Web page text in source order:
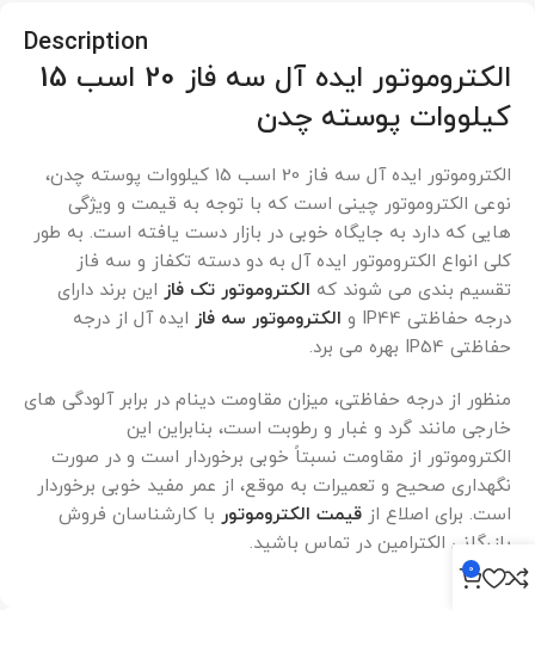
Description
الکتروموتور ایده آل سه فاز 20 اسب 15
کیلووات پوسته چدن
الکتروموتور ایده آل سه فاز 20 اسب 15 کیلووات پوسته چدن،
نوعی الکتروموتور چینی است که با توجه به قیمت و ویژگی
هایی که دارد به جایگاه خوبی در بازار دست یافته است. به طور
کلی انواع الکتروموتور ایده آل به دو دسته تکفاز و سه فاز
تقسیم بندی می شوند که الکتروموتور تک فاز این برند دارای
درجه حفاظتی IP44 و
الکتروموتور سه فاز ایده آل از درجه
حفاظتی IP54 بهره می برد.
منظور از درجه حفاظتی، میزان مقاومت دینام در برابر آلودگی های
خارجی مانند گرد و غبار و رطوبت است، بنابراین این
الکتروموتور از مقاومت نسبتاً خوبی برخوردار است و در صورت
نگهداری صحیح و تعمیرات به موقع، از عمر مفید خوبی برخوردار
است. برای اصلاع از قیمت الکتروموتور با کارشناسان فروش
بازرگانی الکترامین در تماس باشید.
0